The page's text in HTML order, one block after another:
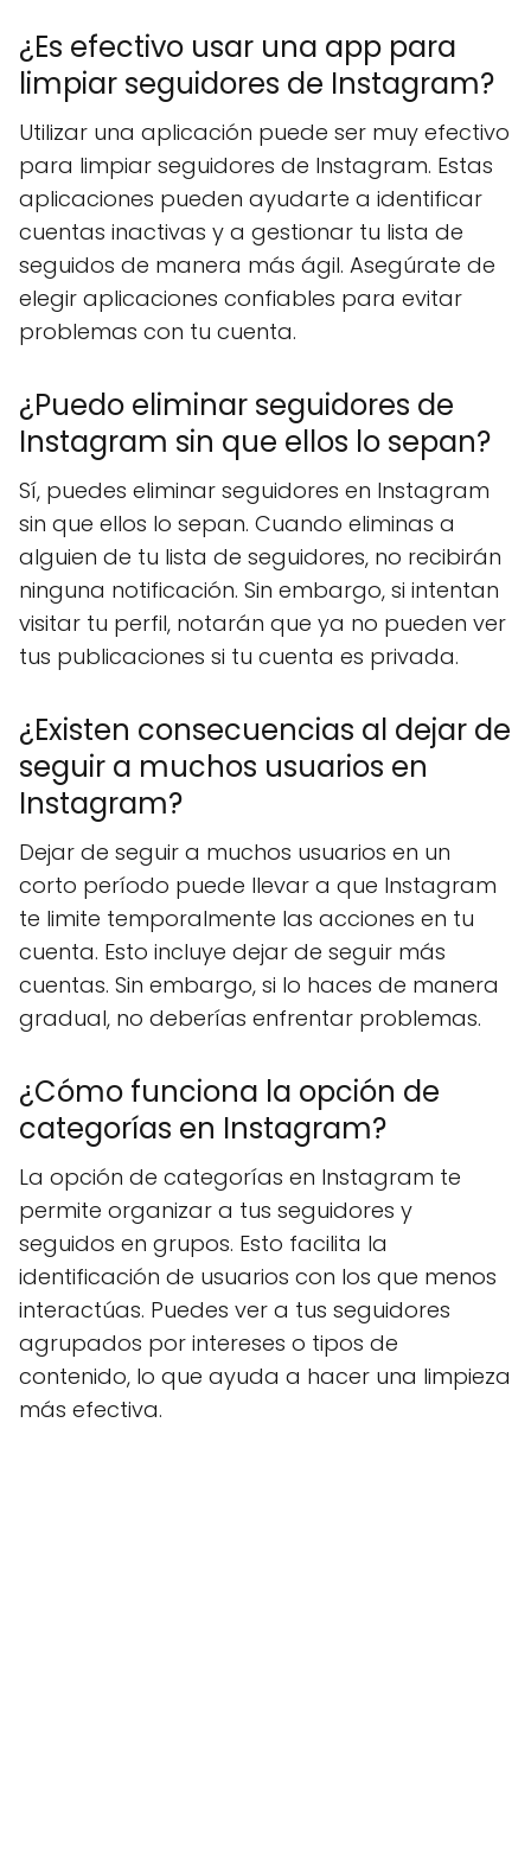
¿Es efectivo usar una app para
limpiar seguidores de Instagram?
Utilizar una aplicación puede ser muy efectivo
para limpiar seguidores de Instagram. Estas
aplicaciones pueden ayudarte a identificar
cuentas inactivas y a gestionar tu lista de
seguidos de manera más ágil. Asegúrate de
elegir aplicaciones confiables para evitar
problemas con tu cuenta.
¿Puedo eliminar seguidores de
Instagram sin que ellos lo sepan?
Sí, puedes eliminar seguidores en Instagram
sin que ellos lo sepan. Cuando eliminas a
alguien de tu lista de seguidores, no recibirán
ninguna notificación. Sin embargo, si intentan
visitar tu perfil, notarán que ya no pueden ver
tus publicaciones si tu cuenta es privada.
¿Existen consecuencias al dejar de
seguir a muchos usuarios en
Instagram?
Dejar de seguir a muchos usuarios en un
corto período puede llevar a que Instagram
te limite temporalmente las acciones en tu
cuenta. Esto incluye dejar de seguir más
cuentas. Sin embargo, si lo haces de manera
gradual, no deberías enfrentar problemas.
¿Cómo funciona la opción de
categorías en Instagram?
La opción de categorías en Instagram te
permite organizar a tus seguidores y
seguidos en grupos. Esto facilita la
identificación de usuarios con los que menos
interactúas. Puedes ver a tus seguidores
agrupados por intereses o tipos de
contenido, lo que ayuda a hacer una limpieza
más efectiva.